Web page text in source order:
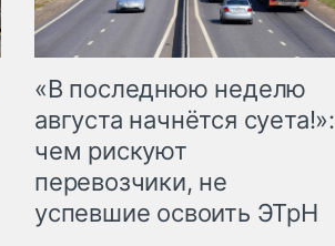
«В последнюю неделю
августа начнётся суета!»:
чем рискуют
перевозчики, не
успевшие освоить ЭТрН